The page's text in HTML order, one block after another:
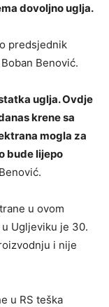
dovoljno uglja.
predsjednik
Benović.
uglja. Ovdje
krene sa
mogla za
bude lijepo
u ovom
Ugljeviku je 30.
i nije
u RS teška